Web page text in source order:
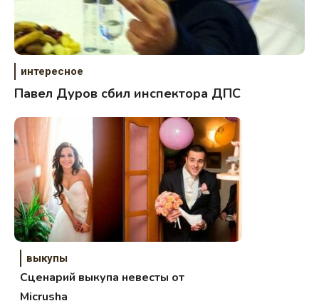
интересное
Павел Дуров сбил инспектора ДПС
выкупы
Сценарий выкупа невесты от
Micrusha